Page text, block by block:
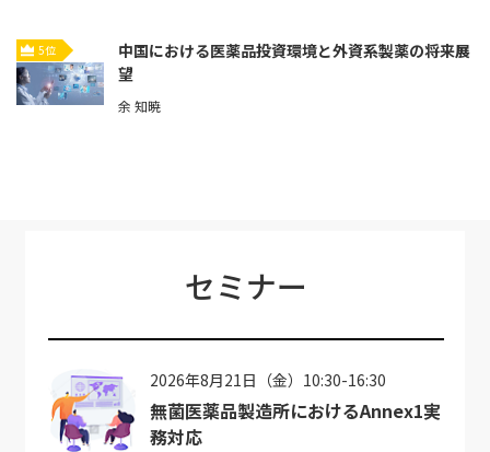
5位
中国における医薬品投資環境と外資系製薬の将来展
望
余 知暁
セミナー
2026年8月21日（金）10:30-16:30
無菌医薬品製造所におけるAnnex1実
務対応